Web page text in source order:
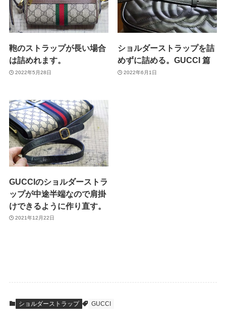
鞄のストラップが長い場合
は詰めれます。
2022年5月28日
ショルダーストラップを詰
めずに詰める。GUCCI 篇
2022年6月1日
GUCCIのショルダーストラ
ップが中途半端なので肩掛
けできるように作り直す。
2021年12月22日
ショルダーストラップ GUCCI